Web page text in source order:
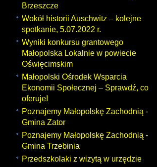
Brzeszcze
Wokół historii Auschwitz – kolejne
spotkanie, 5.07.2022 r.
Wyniki konkursu grantowego
Małopolska Lokalnie w powiecie
Oświęcimskim
Małopolski Ośrodek Wsparcia
Ekonomii Społecznej – Sprawdź, co
oferuje!
Poznajemy Małopolskę Zachodnią -
Gmina Zator
Poznajemy Małopolskę Zachodnią -
Gmina Trzebinia
Przedszkolaki z wizytą w urzędzie